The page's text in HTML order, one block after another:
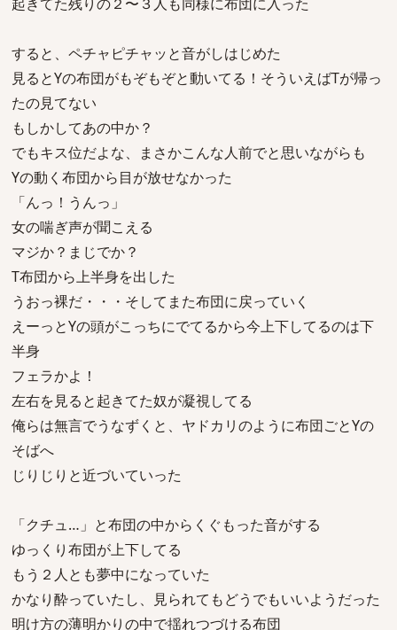
すると、ペチャピチャッと音がしはじめた
見るとYの布団がもぞもぞと動いてる！そういえばTが帰っ
たの見てない
もしかしてあの中か？
でもキス位だよな、まさかこんな人前でと思いながらも
Yの動く布団から目が放せなかった
「んっ！うんっ」
女の喘ぎ声が聞こえる
マジか？まじでか？
T布団から上半身を出した
うおっ裸だ・・・そしてまた布団に戻っていく
えーっとYの頭がこっちにでてるから今上下してるのは下
半身
フェラかよ！
左右を見ると起きてた奴が凝視してる
俺らは無言でうなずくと、ヤドカリのように布団ごとYの
そばへ
じりじりと近づいていった
「クチュ…」と布団の中からくぐもった音がする
ゆっくり布団が上下してる
もう２人とも夢中になっていた
かなり酔っていたし、見られてもどうでもいいようだった
明け方の薄明かりの中で揺れつづける布団